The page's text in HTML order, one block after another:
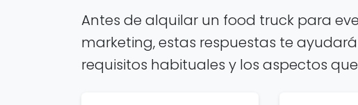
Antes de alquilar un food truck para
marketing, estas respuestas te
requisitos habituales y los aspectos